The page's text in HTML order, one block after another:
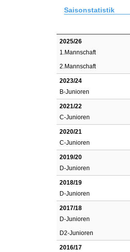
Saisonstatistik
2025/26
1.Mannschaft
2.Mannschaft
2023/24
B-Junioren
2021/22
C-Junioren
2020/21
C-Junioren
2019/20
D-Junioren
2018/19
D-Junioren
2017/18
D-Junioren
D2-Junioren
2016/17